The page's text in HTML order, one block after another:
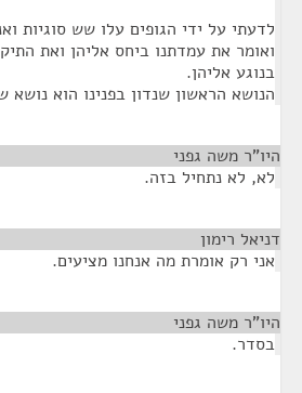
לדעתי על ידי הגופים עלו שש סוגיות
ואומר את עמדתנו ביחס אליהן ואת
בנוגע אליהן.
הנושא הראשון שנדון בפנינו הוא
היו"ר משה גפני
לא, לא נתחיל בזה.
דניאל רימון
אני רק אומרת מה אנחנו מציעים.
היו"ר משה גפני
בסדר.